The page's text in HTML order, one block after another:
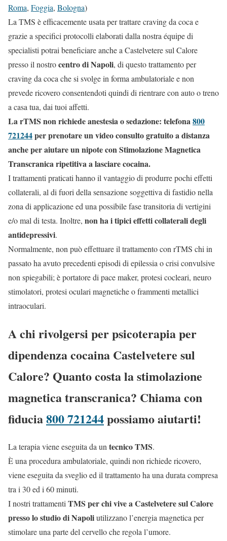
Roma, Foggia, Bologna)
La TMS è efficacemente usata per trattare craving da coca e
grazie a specifici protocolli elaborati dalla nostra équipe di
specialisti potrai beneficiare anche a Castelvetere sul Calore
presso il nostrocentro di Napoli, di questo trattamento per
craving da coca che si svolge in forma ambulatoriale e non
prevede ricovero consentendoti quindi di rientrare con auto o treno
a casa tua, dai tuoi affetti.
La rTMS non richiede anestesia o sedazione: telefona800
721244per prenotare un video consulto gratuito a distanza
anche per aiutare un nipote con Stimolazione Magnetica
Transcranica ripetitiva a lasciare cocaina.
I trattamenti praticati hanno il vantaggio di produrre pochi effetti
collaterali, al di fuori della sensazione soggettiva di fastidio nella
zona di applicazione ed una possibile fase transitoria di vertigini
e/o mal di testa. Inoltre, non ha i tipici effetti collaterali degli
antidepressivi.
Normalmente, non può effettuare il trattamento con rTMS chi in
passato ha avuto precedenti episodi di epilessia o crisi convulsive
non spiegabili; è portatore di pace maker, protesi cocleari, neuro
stimolatori, protesi oculari magnetiche o frammenti metallici
intraoculari.
A chi rivolgersi per psicoterapia per
dipendenza cocaina Castelvetere sul
Calore? Quanto costa la stimolazione
magnetica transcranica? Chiama con
fiducia800 721244possiamo aiutarti!
La terapia viene eseguita da untecnico TMS.
È una procedura ambulatoriale, quindi non richiede ricovero,
viene eseguita da sveglio ed il trattamento ha una durata compresa
tra i 30 ed i 60 minuti.
I nostri trattamentiTMS per chi vive a Castelvetere sul Calore
presso lo studio di Napoliutilizzano l’energia magnetica per
stimolare una parte del cervello che regola l’umore.